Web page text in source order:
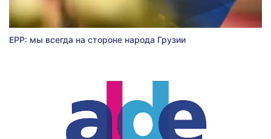
EPP: мы всегда на стороне народа Грузии